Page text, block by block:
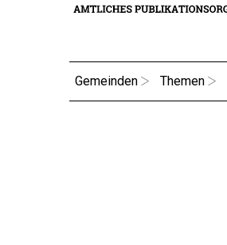
Gemeinden Themen